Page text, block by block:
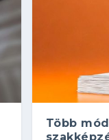
Több